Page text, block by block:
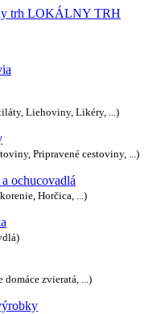
LOKÁLNY TRH
Liehoviny, Likéry, ...)
Pripravené cestoviny, ...)
ochucovadlá
Horčica, ...)
domáce zvieratá, ...)